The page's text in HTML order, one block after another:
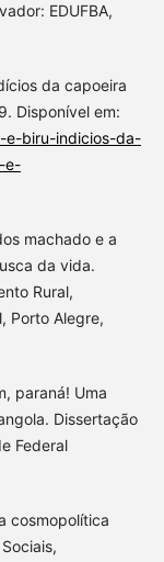
EDUFBA,
da capoeira
Disponível em:
e-biru-indicios-da-
e-
machado e a
da vida.
Rural,
Porto Alegre,
paraná! Uma
Dissertação
Federal
cosmopolítica